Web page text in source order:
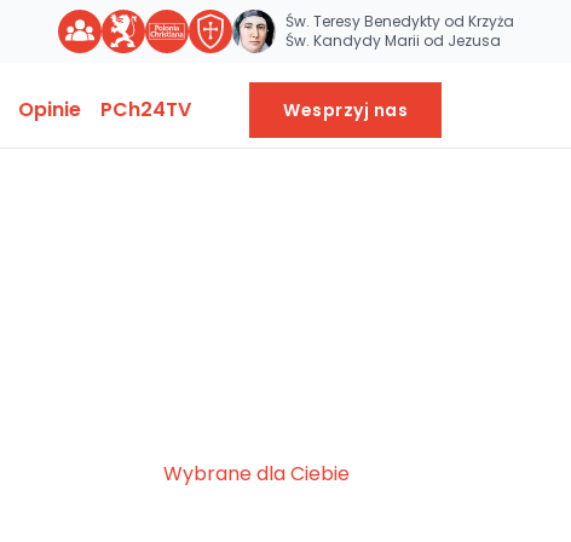
Św. Teresy Benedykty od Krzyża
Św. Kandydy Marii od Jezusa
Opinie PCh24TV Wesprzyj nas
Wybrane dla Ciebie